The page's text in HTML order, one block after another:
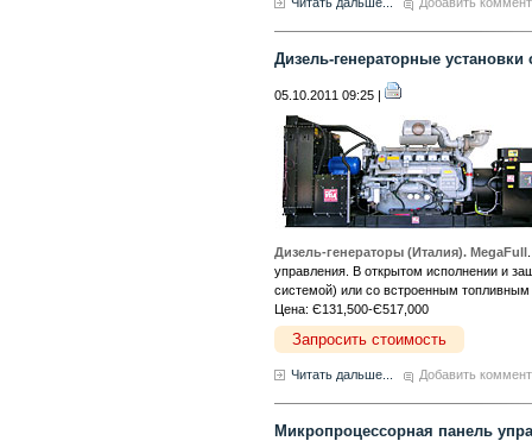
Дизель-генераторные
05.10.2011 09:25 |
Дизель-генераторы (Италия). MegaFull
управления. В открытом исполнении и
системой) или со встроенным
Цена: Є131,500-Є517,000
Запросить стоимость
Читать дальше... Добавить
Микропроцессорная панель